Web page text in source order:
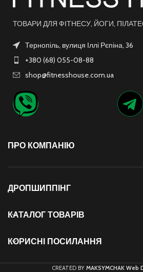
ТОВАРИ ДЛЯ ФІТНЕСУ, ЙОГИ,
Тернопіль, вулиця Іллі Рєпіна, 36
+380 (68) 055-08-88
shop@fitnesshouse.com.ua
ПРО КОМПАНІЮ
ДРОПШИППІНГ
КАТАЛОГ ТОВАРІВ
КОРИСНІ ПОСИЛАННЯ
CREATED BY MAKSYMCHAK